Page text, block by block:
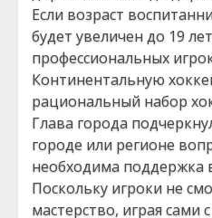
Если возраст
будет увеличен до 19
профессиональных
Континентальную
рациональный набор
Глава города
городе или регионе
необходима поддержка
Поскольку игроки не
мастерство, играя сами